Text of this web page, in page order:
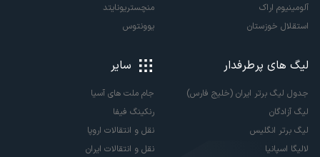
آلومینیوم اراک
استقلال خوزستان
منچستریونایتد
یوونتوس
لیگ های پرطرفدار
جدول لیگ برتر ایران (خلیج فارس)
لیگ آزادگان
لیگ برتر انگلیس
لالیگا اسپانیا
سایر
جام ملت های آسیا
رنکینگ فیفا
نقل و انتقالات اروپا
نقل و انتقالات ایران